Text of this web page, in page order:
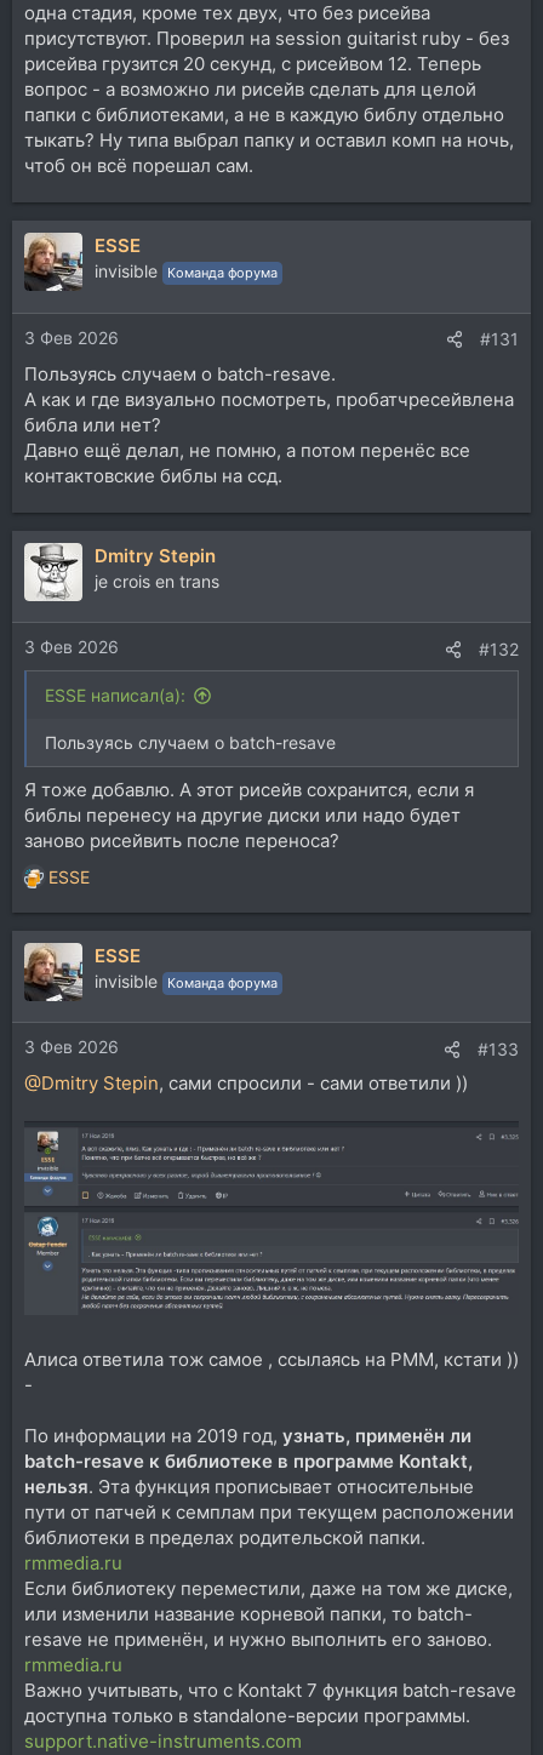
одна стадия, кроме тех двух, что без рисейва
присутствуют. Проверил на session guitarist ruby - без
рисейва грузится 20 секунд, с рисейвом 12. Теперь
вопрос - а возможно ли рисейв сделать для целой
папки с библиотеками, а не в каждую библу отдельно
тыкать? Ну типа выбрал папку и оставил комп на ночь,
чтоб он всё порешал сам.
ESSE
invisible Команда форума
3 Фев 2026 #131
Пользуясь случаем о batch-resave.
А как и где визуально посмотреть, пробатчресейвлена
библа или нет?
Давно ещё делал, не помню, а потом перенёс все
контактовские библы на ссд.
Dmitry Stepin
je crois en trans
3 Фев 2026 #132
ESSE написал(а):
Пользуясь случаем о batch-resave
Я тоже добавлю. А этот рисейв сохранится, если я
библы перенесу на другие диски или надо будет
заново рисейвить после переноса?
Р
е
а
к
ц
и
и
:
ESSE
ESSE
invisible Команда форума
3 Фев 2026 #133
@Dmitry Stepin, сами спросили - сами ответили ))
Алиса ответила тож самое , ссылаясь на РММ, кстати ))
-
По информации на 2019 год, узнать, применён ли
batch-resave к библиотеке в программе Kontakt,
нельзя. Эта функция прописывает относительные
пути от патчей к семплам при текущем расположении
библиотеки в пределах родительской папки.
rmmedia.ru
Если библиотеку переместили, даже на том же диске,
или изменили название корневой папки, то batch-
resave не применён, и нужно выполнить его заново.
rmmedia.ru
Важно учитывать, что с Kontakt 7 функция batch-resave
доступна только в standalone-версии программы.
support.native-instruments.com